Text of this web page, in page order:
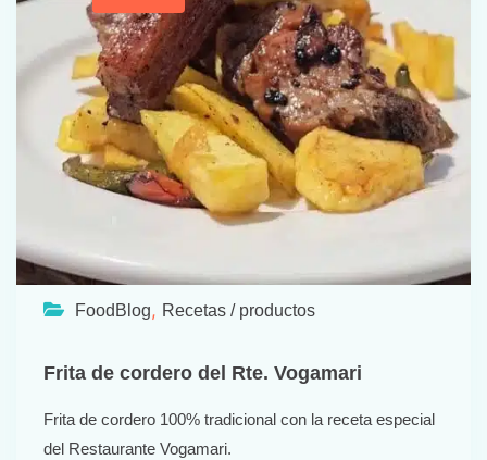
FoodBlog, Recetas / productos
Frita de cordero del Rte. Vogamari
Frita de cordero 100% tradicional con la receta especial
del Restaurante Vogamari.